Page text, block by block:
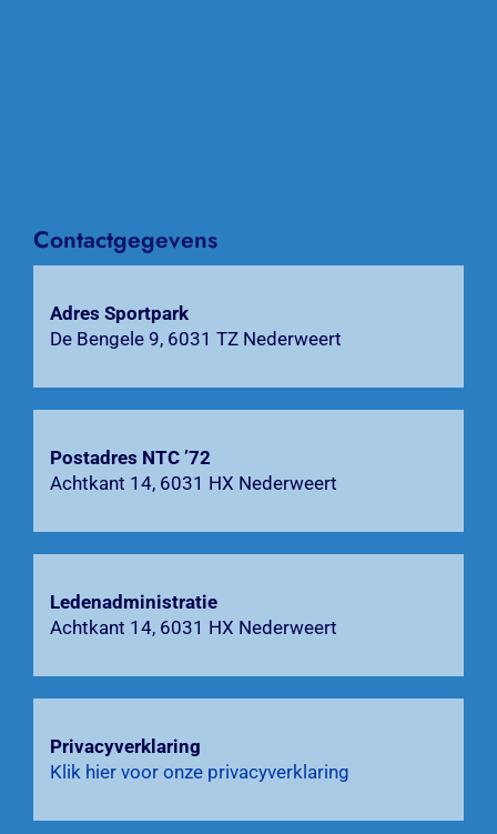
Agenda
Bardienst
Contact
Zoeken
naar:
Contactgegevens
Adres Sportpark
De Bengele 9, 6031 TZ Nederweert
Postadres NTC ’72
Achtkant 14, 6031 HX Nederweert
Ledenadministratie
Achtkant 14, 6031 HX Nederweert
Privacyverklaring
Klik hier voor onze privacyverklaring